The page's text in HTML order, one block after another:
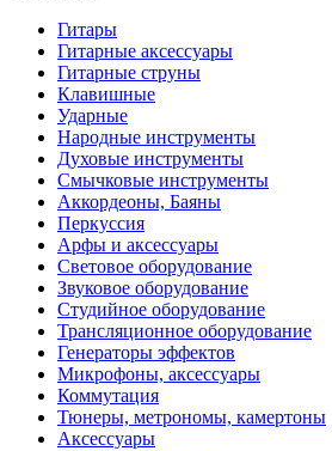
Гитары
Гитарные аксессуары
Гитарные струны
Клавишные
Ударные
Народные инструменты
Духовые инструменты
Смычковые инструменты
Аккордеоны, Баяны
Перкуссия
Арфы и аксессуары
Световое оборудование
Звуковое оборудование
Студийное оборудование
Трансляционное оборудование
Генераторы эффектов
Микрофоны, аксессуары
Коммутация
Тюнеры, метрономы, камертоны
Аксессуары